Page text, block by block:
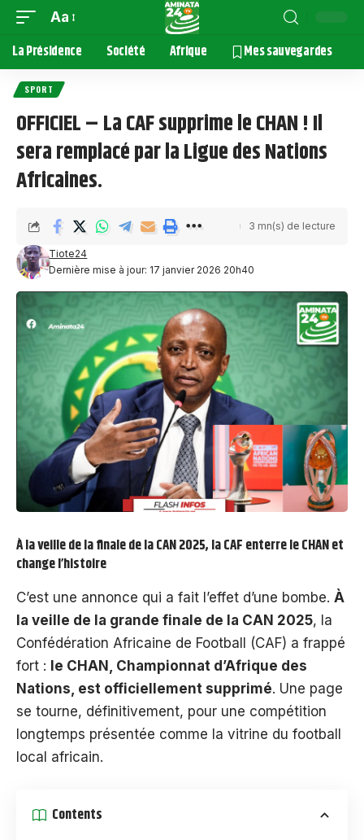
Aa
La Présidence Société Afrique Mes sauvegardes
SPORT
OFFICIEL – La CAF supprime le CHAN ! Il
sera remplacé par la Ligue des Nations
Africaines.
Dernière mise à jour: 17 janvier 2026 20h40
Tiote24
3 mn(s) de lecture
À la veille de la finale de la CAN 2025, la CAF enterre le CHAN et
change l’histoire
C’est une annonce qui a fait l’effet d’une bombe. À
la veille de la grande finale de la CAN 2025, la
Confédération Africaine de Football (CAF) a frappé
fort : le CHAN, Championnat d’Afrique des
Nations, est officiellement supprimé. Une page
se tourne, définitivement, pour une compétition
longtemps présentée comme la vitrine du football
local africain.
Contents